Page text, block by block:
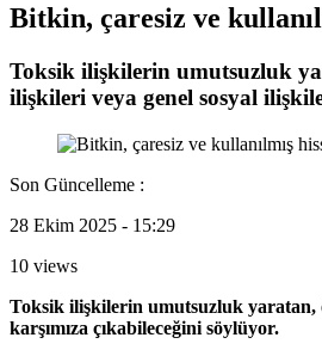
Bitkin, çaresiz ve
Toksik ilişkilerin umutsuzluk
ilişkileri veya genel sosyal
Son Güncelleme :
28 Ekim 2025 - 15:29
10 views
Toksik ilişkilerin umutsuzluk yaratan,
karşımıza çıkabileceğini söylüyor.